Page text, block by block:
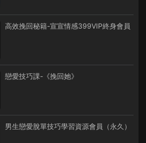
高效挽回秘籍-宣宣情感399VIP終身會員
戀愛技巧課-《挽回她》
男生戀愛脫單技巧學習資源會員（永久）